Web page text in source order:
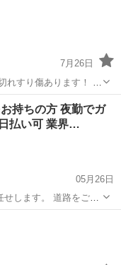
7月26日
ブ
持ちの方 夜勤でガ
払い可 業界…
05月26日
せします。 道路をご利
行するために適切に誘
<未経験でも安心!!> 丁